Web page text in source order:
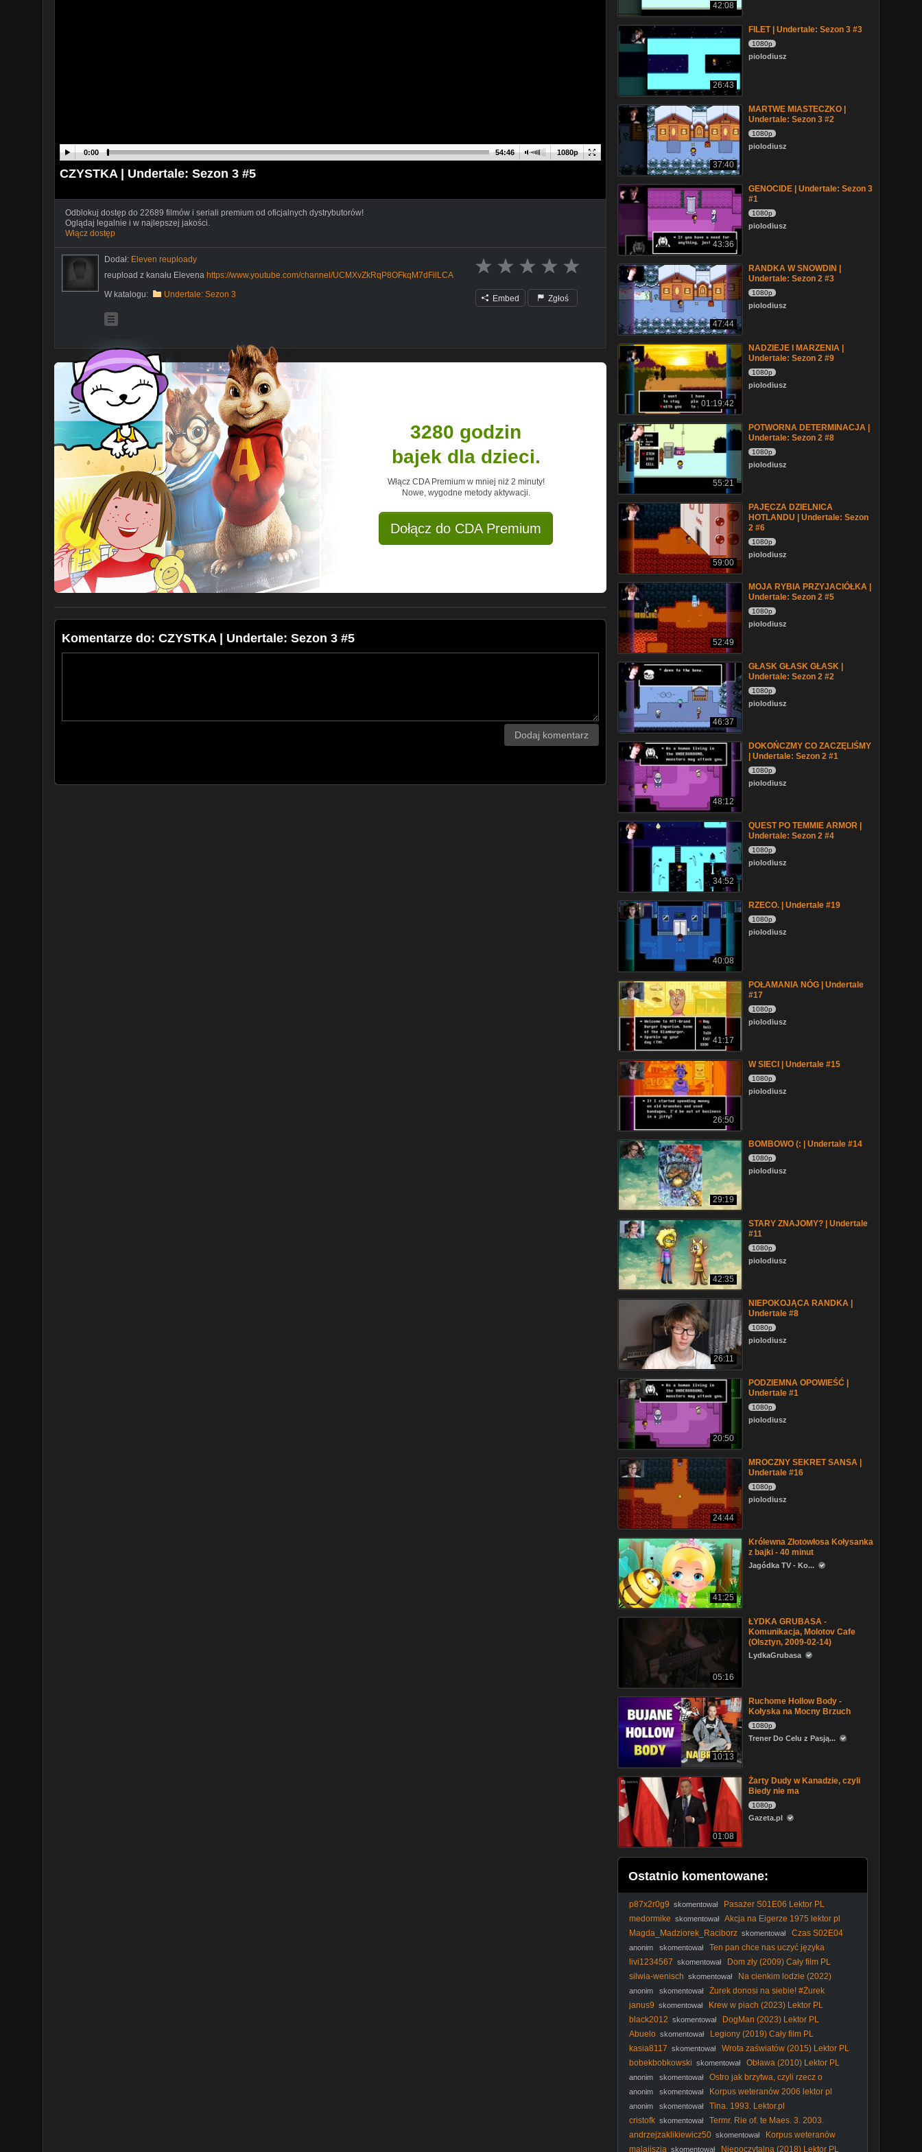
1080p
0:00 54:46
CZYSTKA | Undertale: Sezon 3 #5
Odblokuj dostęp do 22689 filmów i seriali premium od oficjalnych dystrybutorów!
Oglądaj legalnie i w najlepszej jakości.
Włącz dostęp
Dodał: Eleven reuploady
reupload z kanału Elevena https://www.youtube.com/channel/UCMXvZkRqP8OFkqM7dFilLCA
W katalogu:
Undertale: Sezon 3 Embed Zgłoś
3280 godzin
bajek dla dzieci.
Włącz CDA Premium w mniej niż 2 minuty!
Nowe, wygodne metody aktywacji.
Dołącz do CDA Premium
Komentarze do: CZYSTKA | Undertale: Sezon 3 #5
Dodaj komentarz
42:08
26:43
FILET | Undertale: Sezon 3 #3
1080p
piolodiusz
37:40
MARTWE MIASTECZKO |
Undertale: Sezon 3 #2
1080p
piolodiusz
43:36
GENOCIDE | Undertale: Sezon 3
#1
1080p
piolodiusz
47:44
RANDKA W SNOWDIN |
Undertale: Sezon 2 #3
1080p
piolodiusz
01:19:42
NADZIEJE I MARZENIA |
Undertale: Sezon 2 #9
1080p
piolodiusz
55:21
POTWORNA DETERMINACJA |
Undertale: Sezon 2 #8
1080p
piolodiusz
59:00
PAJĘCZA DZIELNICA
HOTLANDU | Undertale: Sezon
2 #6
1080p
piolodiusz
52:49
MOJA RYBIA PRZYJACIÓŁKA |
Undertale: Sezon 2 #5
1080p
piolodiusz
46:37
GŁASK GŁASK GŁASK |
Undertale: Sezon 2 #2
1080p
piolodiusz
48:12
DOKOŃCZMY CO ZACZĘLIŚMY
| Undertale: Sezon 2 #1
1080p
piolodiusz
34:52
QUEST PO TEMMIE ARMOR |
Undertale: Sezon 2 #4
1080p
piolodiusz
40:08
RZECO. | Undertale #19
1080p
piolodiusz
41:17
POŁAMANIA NÓG | Undertale
#17
1080p
piolodiusz
26:50
W SIECI | Undertale #15
1080p
piolodiusz
29:19
BOMBOWO (: | Undertale #14
1080p
piolodiusz
42:35
STARY ZNAJOMY? | Undertale
#11
1080p
piolodiusz
26:11
NIEPOKOJĄCA RANDKA |
Undertale #8
1080p
piolodiusz
20:50
PODZIEMNA OPOWIEŚĆ |
Undertale #1
1080p
piolodiusz
24:44
MROCZNY SEKRET SANSA |
Undertale #16
1080p
piolodiusz
41:25
Królewna Złotowłosa Kołysanka
z bajki - 40 minut
Jagódka TV - Ko...
05:16
ŁYDKA GRUBASA -
Komunikacja, Molotov Cafe
(Olsztyn, 2009-02-14)
LydkaGrubasa
10:13
Ruchome Hollow Body -
Kołyska na Mocny Brzuch
1080p
Trener Do Celu z Pasją...
01:08
Żarty Dudy w Kanadzie, czyli
Biedy nie ma
1080p
Gazeta.pl
Ostatnio komentowane:
p87x2r0g9 skomentował
Pasażer S01E06 Lektor PL
medormike skomentował Akcja na Eigerze 1975 lektor pl
Magda_Madziorek_Raciborz skomentował
Czas S02E04
Lektor PL
anonim skomentował
Ten pan chce nas uczyć języka
polskiego.
livi1234567 skomentował
Dom zły (2009) Cały film PL
silwia-wenisch skomentował
Na cienkim lodzie (2022)
Lektor PL
anonim skomentował
Żurek donosi na siebie! #Żurek
#prokuratura #dymisja #polityka #Polska
janus9 skomentował
Krew w piach (2023) Lektor PL
black2012 skomentował
DogMan (2023) Lektor PL
Abuelo skomentował
Legiony (2019) Cały film PL
kasia8117 skomentował
Wrota zaświatów (2015) Lektor PL
bobekbobkowski skomentował Obława (2010) Lektor PL
anonim skomentował
Ostro jak brzytwa, czyli rzecz o
książkach: Krzyż Dowbora (ks. Stanisław Tworkowski)
anonim skomentował Korpus weteranów 2006 lektor pl
anonim skomentował
Tina. 1993. Lektor.pl
cristofk skomentował
Termr. Rie of. te Maes. 3. 2003.
Lektor.pl
andrzejzaklikiewicz50 skomentował
Korpus weteranów
2006 lektor pl
malaijszia skomentował Niepoczytalna (2018) Lektor PL